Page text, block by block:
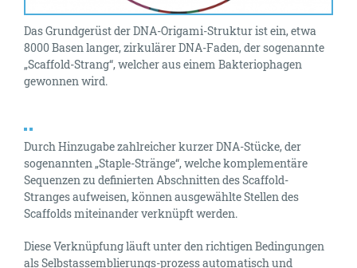
Das Grundgerüst der DNA-Origami-Struktur ist ein, etwa
8000 Basen langer, zirkulärer DNA-Faden, der sogenannte
„Scaffold-Strang“, welcher aus einem Bakteriophagen
gewonnen wird.
Durch Hinzugabe zahlreicher kurzer DNA-Stücke, der
sogenannten „Staple-Stränge“, welche komplementäre
Sequenzen zu definierten Abschnitten des Scaffold-
Stranges aufweisen, können ausgewählte Stellen des
Scaffolds miteinander verknüpft werden.
Diese Verknüpfung läuft unter den richtigen Bedingungen
als Selbstassemblierungs-prozess automatisch und